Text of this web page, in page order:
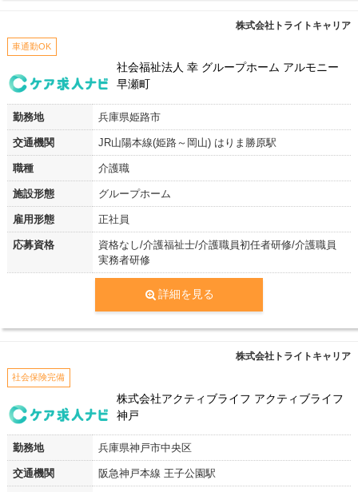
株式会社トライトキャリア
車通勤OK
社会福祉法人 幸 グループホーム アルモニー
早瀬町
勤務地 兵庫県姫路市
交通機関 JR山陽本線(姫路～岡山) はりま勝原駅
職種 介護職
施設形態 グループホーム
雇用形態 正社員
応募資格
資格なし/介護福祉士/介護職員初任者研修/介護職員
実務者研修
詳細を見る
株式会社トライトキャリア
社会保険完備
株式会社アクティブライフ アクティブライフ
神戸
勤務地 兵庫県神戸市中央区
交通機関 阪急神戸本線 王子公園駅